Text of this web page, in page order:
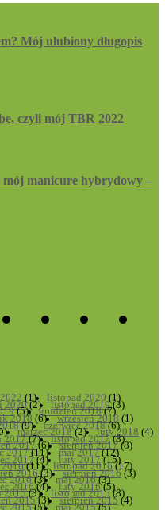
Mój ulubiony długopis
czyli mój TBR 2022
manicure hybrydowy –
(1) listopad 2020 (1)
2020(2) listopad 2019(3)
(5) grudzień 2018(7)
2018 (6) wrzesień 2018 (1)
(9) czerwiec 2018(6)
marzec 2018(2) luty 2018 (4)
2017(7) listopad 2017(8)
2017 (6) sierpień 2017(8)
2017(11) maj 2017(12)
2017(4) luty 2017 (15)
(11) listopad 2016(17)
2016(3) sierpień 2016(3)
2016(3) maj 2016(3)
2016(4) luty 2016(5)
2015(3) listopad 2015(8)
2015 (3) sierpień 2015 (4)
2015(5) maj 2015(5)